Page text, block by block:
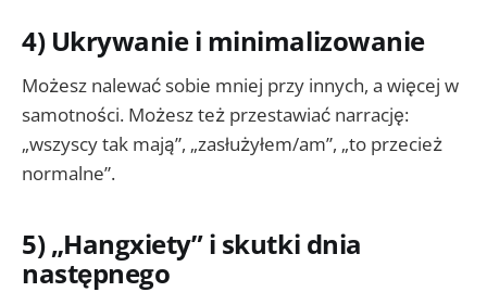
4) Ukrywanie i minimalizowanie
Możesz nalewać sobie mniej przy innych, a więcej w
samotności. Możesz też przestawiać narrację:
„wszyscy tak mają”, „zasłużyłem/am”, „to przecież
normalne”.
5) „Hangxiety” i skutki dnia
następnego